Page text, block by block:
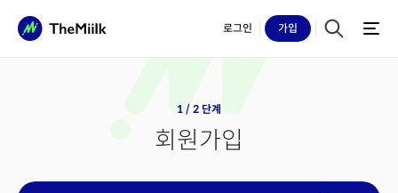
로그인 가입
1 / 2 단계
회원가입